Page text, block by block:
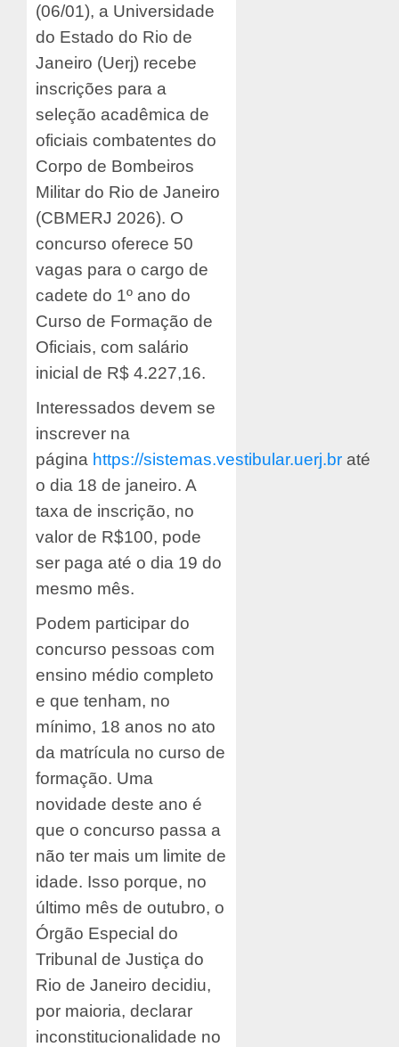
(06/01), a Universidade
do Estado do Rio de
Janeiro (Uerj) recebe
inscrições para a
seleção acadêmica de
oficiais combatentes do
Corpo de Bombeiros
Militar do Rio de Janeiro
(CBMERJ 2026). O
concurso oferece 50
vagas para o cargo de
cadete do 1º ano do
Curso de Formação de
Oficiais, com salário
inicial de R$ 4.227,16.
Interessados devem se
inscrever na
página https://sistemas.vestibular.uerj.br até
o dia 18 de janeiro. A
taxa de inscrição, no
valor de R$100, pode
ser paga até o dia 19 do
mesmo mês.
Podem participar do
concurso pessoas com
ensino médio completo
e que tenham, no
mínimo, 18 anos no ato
da matrícula no curso de
formação. Uma
novidade deste ano é
que o concurso passa a
não ter mais um limite de
idade. Isso porque, no
último mês de outubro, o
Órgão Especial do
Tribunal de Justiça do
Rio de Janeiro decidiu,
por maioria, declarar
inconstitucionalidade no